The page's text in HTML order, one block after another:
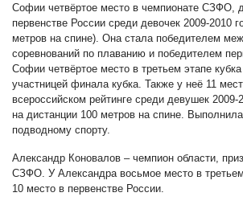
Софии четвёртое место в чемпионате СЗФО,
первенстве России среди девочек 2009-2010
метров на спине). Она стала победителем
соревнований по плаванию и победителем
Софии четвёртое место в третьем этапе
участницей финала кубка. Также у неё 11
всероссийском рейтинге среди девушек
на дистанции 100 метров на спине.
подводному спорту.
Александр Коновалов – чемпион области,
СЗФО. У Александра восьмое место в третьем
10 место в первенстве России.